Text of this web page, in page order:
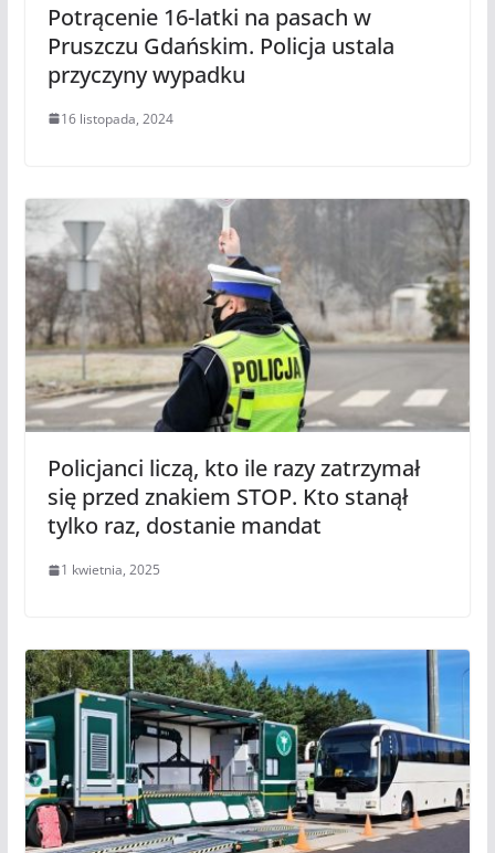
Potrącenie 16-latki na pasach w
Pruszczu Gdańskim. Policja ustala
przyczyny wypadku
16 listopada, 2024
Policjanci liczą, kto ile razy zatrzymał
się przed znakiem STOP. Kto stanął
tylko raz, dostanie mandat
1 kwietnia, 2025